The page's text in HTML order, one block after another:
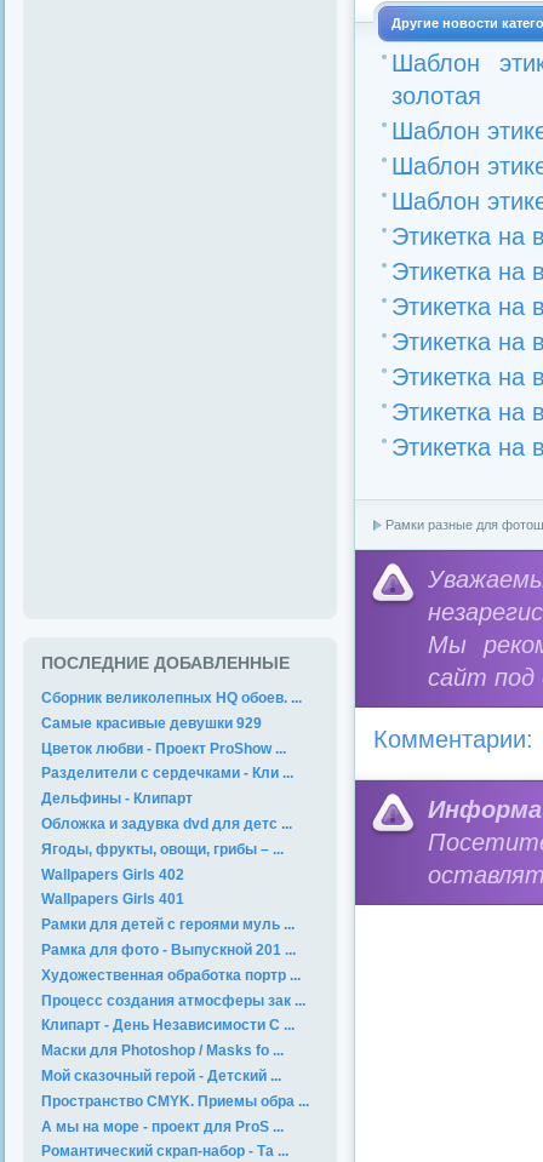
Другие новости
Шаблон
золотая
Шаблон
Шаблон
Шаблон
Этикетка на
Этикетка на
Этикетка на
Этикетка на
Этикетка на
Этикетка на
Этикетка на
Рамки разные для
Мы
сайт под
Комментарии:
ПОСЛЕДНИЕ ДОБАВЛЕННЫЕ
Сборник великолепных HQ обоев. ...
Самые красивые девушки 929
Цветок любви - Проект ProShow ...
Разделители с сердечками - Кли ...
Дельфины - Клипарт
Обложка и задувка dvd для детс ...
Ягоды, фрукты, овощи, грибы – ...
Wallpapers Girls 402
Wallpapers Girls 401
Рамки для детей с героями муль ...
Рамка для фото - Выпускной 201 ...
Художественная обработка портр ...
Процесс создания атмосферы зак ...
Клипарт - День Независимости С ...
Маски для Photoshop / Masks fo ...
Мой сказочный герой - Детский ...
Пространство CMYK. Приемы обра ...
А мы на море - проект для ProS ...
Романтический скрап-набор - Та ...